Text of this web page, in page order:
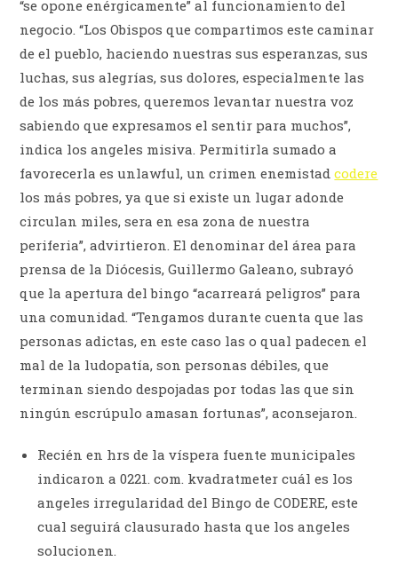
“se opone enérgicamente” al funcionamiento del
negocio. “Los Obispos que compartimos este caminar
de el pueblo, haciendo nuestras sus esperanzas, sus
luchas, sus alegrías, sus dolores, especialmente las
de los más pobres, queremos levantar nuestra voz
sabiendo que expresamos el sentir para muchos”,
indica los angeles misiva. Permitirla sumado a
favorecerla es unlawful, un crimen enemistadcodere
los más pobres, ya que si existe un lugar adonde
circulan miles, sera en esa zona de nuestra
periferia”, advirtieron. El denominar del área para
prensa de la Diócesis, Guillermo Galeano, subrayó
que la apertura del bingo “acarreará peligros” para
una comunidad. “Tengamos durante cuenta que las
personas adictas, en este caso las o qual padecen el
mal de la ludopatía, son personas débiles, que
terminan siendo despojadas por todas las que sin
ningún escrúpulo amasan fortunas”, aconsejaron.
Recién en hrs de la víspera fuente municipales
indicaron a 0221. com. kvadratmeter cuál es los
angeles irregularidad del Bingo de CODERE, este
cual seguirá clausurado hasta que los angeles
solucionen.